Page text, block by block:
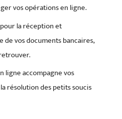
vos opérations en ligne.
la réception et
de vos documents bancaires,
ligne accompagne vos
résolution des petits soucis